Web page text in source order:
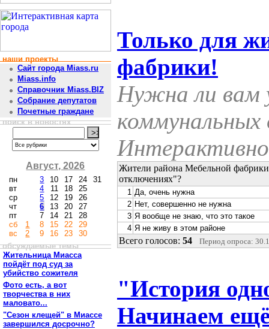
наши проекты
Сайт города Miass.ru
Miass.info
Справочник Miass.BIZ
Собрание депутатов
Почетные граждане
поиск в новостях
Август, 2026
пн
вт
ср
чт
пт
сб
вс
1
2
3
4
5
6
7
8
9
10
11
12
13
14
15
16
17
18
19
20
21
22
23
24
25
26
27
28
29
30
31
обсуждаемые темы
Жительница Миасса
пойдёт под суд за
убийство сожителя
Фото есть, а вот
творчества в них
маловато...
"Сезон клещей" в Миассе
завершился досрочно?
Только для
фабрики!
Нужна ли вам
Жители района Мебельной
отключениях"?
1 Да, очень нужна
2 Нет, совершенно не нужна
3 Я вообще не знаю, что это такое
4 Я не живу в этом районе
Всего голосов: 54 Период опроса:
"История
Начинаем ещё